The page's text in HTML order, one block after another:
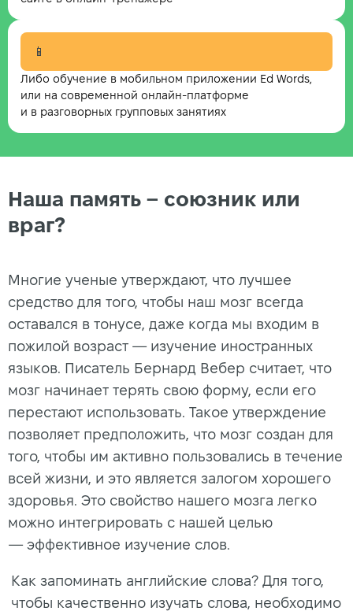
📱
Либо обучение в мобильном приложении Ed Words,
или на современной онлайн-платформе
и в разговорных групповых занятиях
Наша память – союзник или
враг?
Многие ученые утверждают, что лучшее
средство для того, чтобы наш мозг всегда
оставался в тонусе, даже когда мы входим в
пожилой возраст — изучение иностранных
языков. Писатель Бернард Вебер считает, что
мозг начинает терять свою форму, если его
перестают использовать. Такое утверждение
позволяет предположить, что мозг создан для
того, чтобы им активно пользовались в течение
всей жизни, и это является залогом хорошего
здоровья. Это свойство нашего мозга легко
можно интегрировать с нашей целью
— эффективное изучение слов.
Как запоминать английские слова? Для того,
чтобы качественно изучать слова, необходимо